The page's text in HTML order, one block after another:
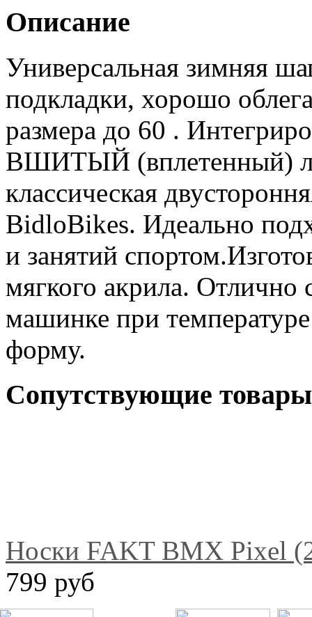
Описание
Универсальная зимняя
подкладки, хорошо
размера до 60 .
ВШИТЫЙ (вплетенный)
классическая
BidloBikes. Идеально
и занятий
мягкого акрила. Отлично
машинке при
форму.
Сопутствующие товары
Носки FAKT BMX Pixel
799 руб